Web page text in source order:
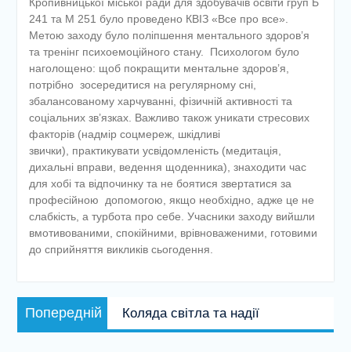
241 та М 251 було проведено КВІЗ «Все про все».
Метою заходу було поліпшення ментального здоров’я
та тренінг психоемоційного стану. Психологом було
наголощено: щоб покращити ментальне здоров’я,
потрібно зосередитися на регулярному сні,
збалансованому харчуванні, фізичній активності та
соціальних зв’язках. Важливо також уникати стресових
факторів (надмір соцмереж, шкідливі
звички), практикувати усвідомленість (медитація,
дихальні вправи, ведення щоденника), знаходити час
для хобі та відпочинку та не боятися звертатися за
професійною допомогою, якщо необхідно, адже це не
слабкість, а турбота про себе. Учасники заходу вийшли
вмотивованими, спокійними, врівноваженими, готовими
до сприйняття викликів сьогодення.
Навігація
записів
Попередній
запис:
Коляда світла та надії